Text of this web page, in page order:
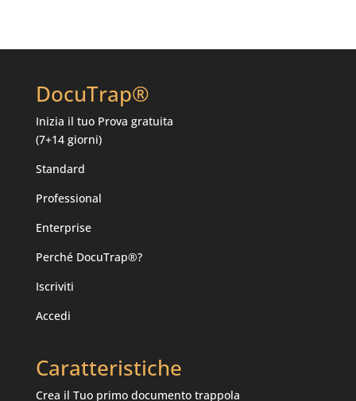
DocuTrap®
Inizia il tuo Prova gratuita
(7+14 giorni)
Standard
Professional
Enterprise
Perché DocuTrap®?
Iscriviti
Accedi
Caratteristiche
Crea il Tuo primo documento trappola